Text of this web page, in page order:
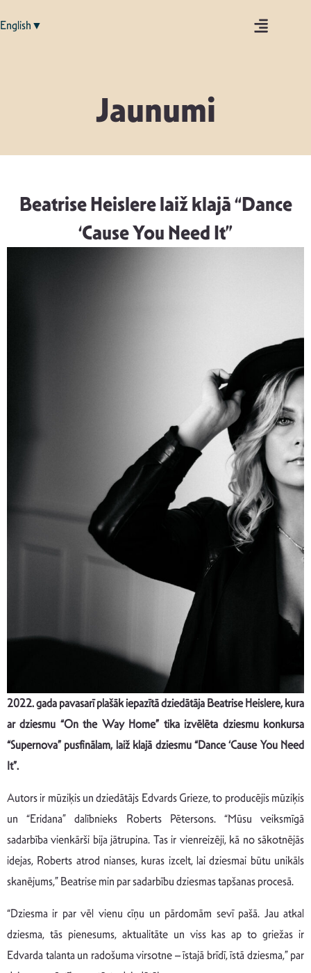
English▼
Jaunumi
Beatrise Heislere laiž klajā “Dance
‘Cause You Need It”
2022. gada pavasarī plašāk iepazītā dziedātāja Beatrise Heislere, kura
ar dziesmu “On the Way Home” tika izvēlēta dziesmu konkursa
“Supernova” pusfinālam, laiž klajā dziesmu “Dance ‘Cause You Need
It”.
Autors ir mūziķis un dziedātājs Edvards Grieze, to producējis mūziķis
un “Eridana” dalībnieks Roberts Pētersons. “Mūsu veiksmīgā
sadarbība vienkārši bija jātrupina. Tas ir vienreizēji, kā no sākotnējās
idejas, Roberts atrod nianses, kuras izcelt, lai dziesmai būtu unikāls
skanējums,” Beatrise min par sadarbību dziesmas tapšanas procesā.
“Dziesma ir par vēl vienu cīņu un pārdomām sevī pašā. Jau atkal
dziesma, tās pienesums, aktualitāte un viss kas ap to griežas ir
Edvarda talanta un radošuma virsotne – īstajā brīdī, īstā dziesma,” par